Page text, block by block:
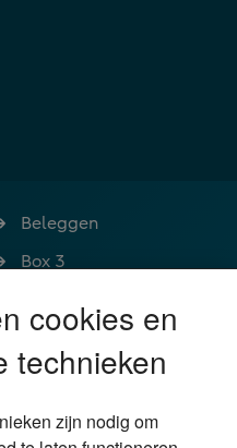
Beleggen
Box 3
Nalatenschap
Schenken
Financial Focus
cookies en
technieken
zijn nodig om